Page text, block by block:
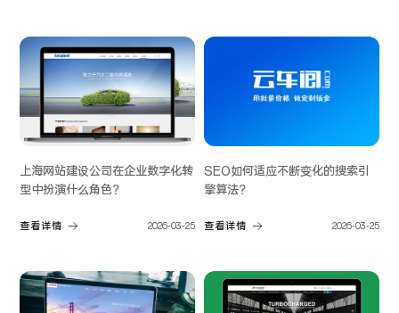
上海网站建设公司在企业数字化转
型中扮演什么角色？
查看详情 2026-03-25
SEO如何适应不断变化的搜索引
擎算法？
查看详情 2026-03-25